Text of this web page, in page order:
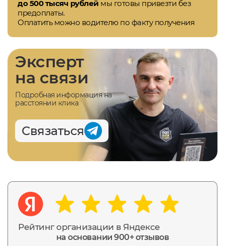
до 500 тысяч рублей мы готовы привезти без
предоплаты.
Оплатить можно водителю по факту получения
Рейтинг организации в Яндексе
на основании 900+ отзывов
Эксперт
на связи
Подробная информация на
расстоянии клика
Связаться